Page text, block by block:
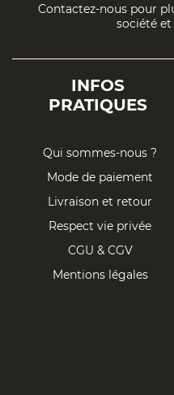
Contactez-nous pour
société et
INFOS
PRATIQUES
Qui sommes-nous ?
Mode de paiement
Livraison et retour
Respect vie privée
CGU & CGV
Mentions légales